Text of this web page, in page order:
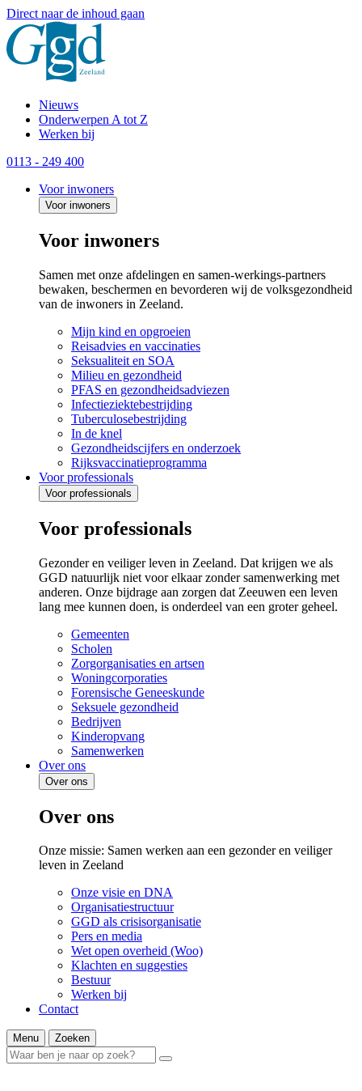
Direct naar de inhoud gaan
Nieuws
Onderwerpen A tot Z
Werken bij
0113 - 249 400
Voor inwoners
Voor inwoners
Voor inwoners
Samen met onze afdelingen en samen-werkings-partners
bewaken, beschermen en bevorderen wij de volksgezondheid
van de inwoners in Zeeland.
Mijn kind en opgroeien
Reisadvies en vaccinaties
Seksualiteit en SOA
Milieu en gezondheid
PFAS en gezondheidsadviezen
Infectieziektebestrijding
Tuberculosebestrijding
In de knel
Gezondheidscijfers en onderzoek
Rijksvaccinatieprogramma
Voor professionals
Voor professionals
Voor professionals
Gezonder en veiliger leven in Zeeland. Dat krijgen we als
GGD natuurlijk niet voor elkaar zonder samenwerking met
anderen. Onze bijdrage aan zorgen dat Zeeuwen een leven
lang mee kunnen doen, is onderdeel van een groter geheel.
Gemeenten
Scholen
Zorgorganisaties en artsen
Woningcorporaties
Forensische Geneeskunde
Seksuele gezondheid
Bedrijven
Kinderopvang
Samenwerken
Over ons
Over ons
Over ons
Onze missie: Samen werken aan een gezonder en veiliger
leven in Zeeland
Onze visie en DNA
Organisatiestructuur
GGD als crisisorganisatie
Pers en media
Wet open overheid (Woo)
Klachten en suggesties
Bestuur
Werken bij
Contact
Menu Zoeken